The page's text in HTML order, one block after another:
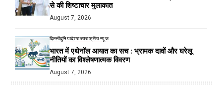
से की शिष्टाचार मुलाकात
August 7, 2026
दिल्लीदुनियादेशराज्यराष्ट्रीय न्यूज
भारत में एथेनॉल आयात का सच : भ्रामक दावों और घरेलू
नीतियों का विश्लेषणात्मक विवरण
August 7, 2026